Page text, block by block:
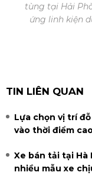
tùng tại Hải
ứng linh kiện
TIN LIÊN QUAN
Lựa chọn vị trí
vào thời điểm
Xe bán tải tại Hà
nhiều mẫu xe